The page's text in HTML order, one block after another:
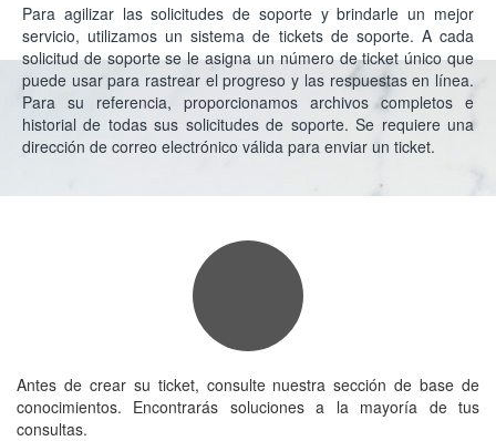
Para agilizar las solicitudes de soporte y brindarle un mejor
servicio, utilizamos un sistema de tickets de soporte. A cada
solicitud de soporte se le asigna un número de ticket único que
puede usar para rastrear el progreso y las respuestas en línea.
Para su referencia, proporcionamos archivos completos e
historial de todas sus solicitudes de soporte. Se requiere una
dirección de correo electrónico válida para enviar un ticket.
Antes de crear su ticket, consulte nuestra sección de base de
conocimientos. Encontrarás soluciones a la mayoría de tus
consultas.